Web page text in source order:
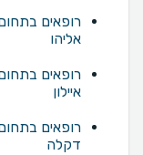
רופאים
אליהו
רופאים
איילון
רופאים
דקלה